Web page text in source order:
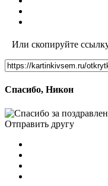
Или скопируйте
Спасибо, Никон
Отправить другу